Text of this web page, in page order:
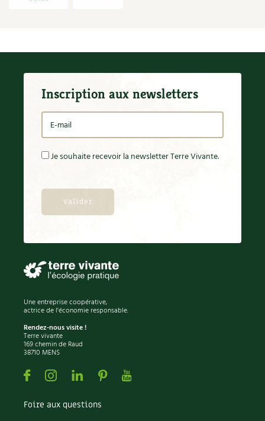
Inscription aux newsletters
Je souhaite recevoir la newsletter Terre Vivante.
Une entreprise coopérative,
actrice de l'économie responsable.
Rendez-nous visite !
Terre vivante
169 chemin de Raud
38710 MENS
FacebookInstagramLinkedin
PinterestYoutube
Foire aux questions